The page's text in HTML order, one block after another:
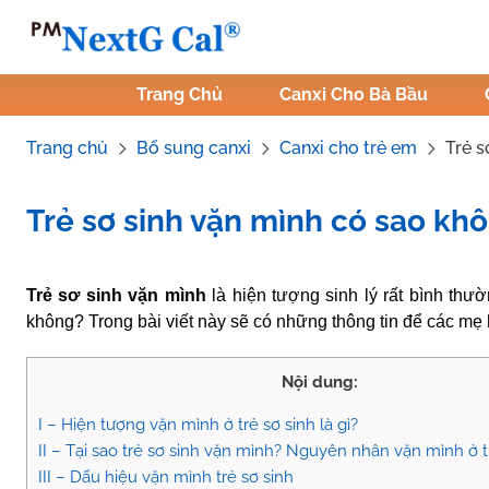
Trang Chủ
Canxi Cho Bà Bầu
Trang chủ Bổ sung canxi Canxi cho trẻ em Trẻ
Trẻ sơ sinh vặn mình có sao
Tác Giả: Canxi NextG Cal Tham vấn y khoa: Dược sĩ Vũ
Trẻ sơ sinh vặn mình là hiện tượng sinh lý rất bình
không? Trong bài viết này sẽ có những thông tin để các
Nội dung:
I – Hiện tượng vặn mình ở trẻ sơ sinh là gì?
II – Tại sao trẻ sơ sinh vặn mình? Nguyên nhân vặn mình ở
III – Dấu hiệu vặn mình trẻ sơ sinh